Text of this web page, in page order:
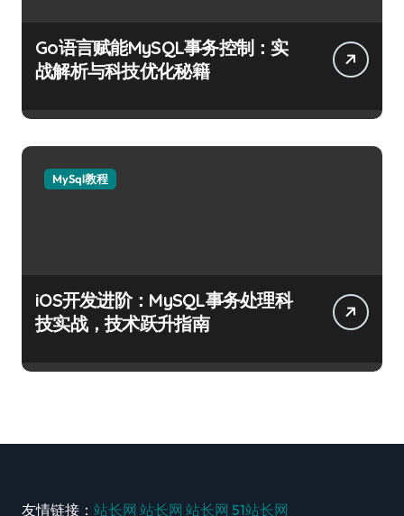
Go语言赋能MySQL事务控制：实
战解析与科技优化秘籍
MySql教程
iOS开发进阶：MySQL事务处理科
技实战，技术跃升指南
友情链接： 站长网 站长网 站长网 51站长网